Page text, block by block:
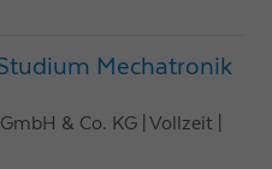
Mechatronik
& Co. KG | Vollzeit